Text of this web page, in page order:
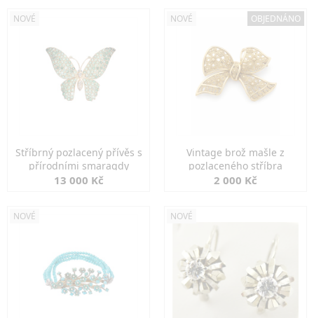
NOVÉ
Stříbrný pozlacený přívěs s
přírodními smaragdy
13 000 Kč
NOVÉ OBJEDNÁNO
Vintage brož mašle z
pozlaceného stříbra
2 000 Kč
NOVÉ NOVÉ